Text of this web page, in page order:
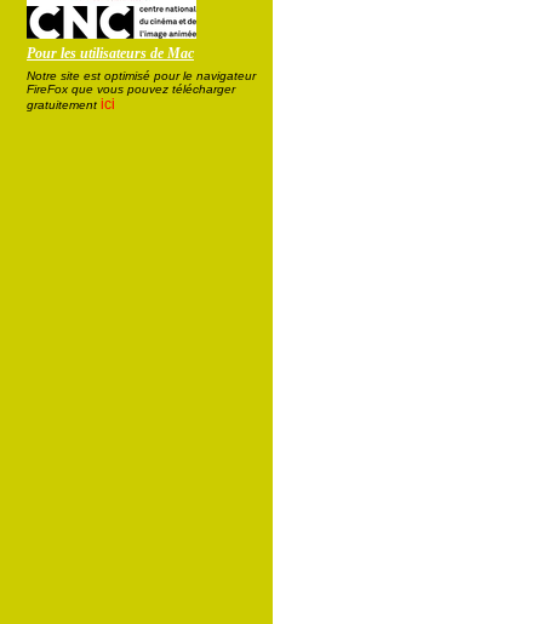
Pour les utilisateurs de Mac
Notre site est optimisé pour le navigateur
FireFox que vous pouvez télécharger
gratuitement ici